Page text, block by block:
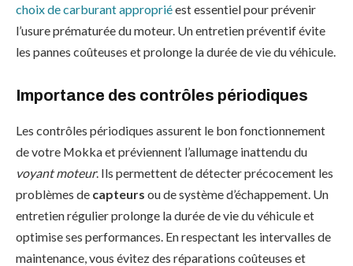
choix de carburant appropriéest essentiel pour prévenir
l’usure prématurée du moteur. Un entretien préventif évite
les pannes coûteuses et prolonge la durée de vie du véhicule.
Importance des contrôles périodiques
Les contrôles périodiques assurent le bon fonctionnement
de votre Mokka et préviennent l’allumage inattendu du
voyant moteur. Ils permettent de détecter précocement les
problèmes de capteurs ou de système d’échappement. Un
entretien régulier prolonge la durée de vie du véhicule et
optimise ses performances. En respectant les intervalles de
maintenance, vous évitez des réparations coûteuses et